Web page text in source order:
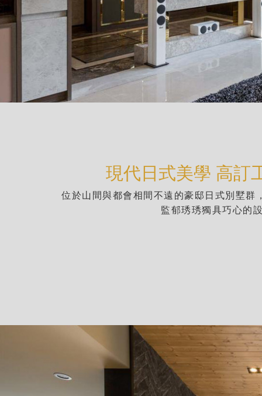
現代日式美學 高訂
位於山間與都會相間不遠的豪邸日式別墅
監郁琇琇獨具巧心的